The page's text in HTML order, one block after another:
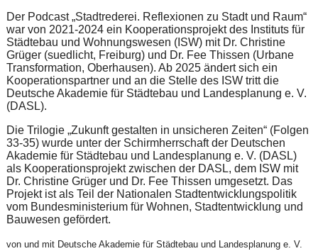
Der Podcast „Stadtrederei. Reflexionen zu Stadt und Raum“
war von 2021-2024 ein Kooperationsprojekt des Instituts für
Städtebau und Wohnungswesen (ISW) mit Dr. Christine
Grüger (suedlicht, Freiburg) und Dr. Fee Thissen (Urbane
Transformation, Oberhausen). Ab 2025 ändert sich ein
Kooperationspartner und an die Stelle des ISW tritt die
Deutsche Akademie für Städtebau und Landesplanung e. V.
(DASL).
Die Trilogie „Zukunft gestalten in unsicheren Zeiten“ (Folgen
33-35) wurde unter der Schirmherrschaft der Deutschen
Akademie für Städtebau und Landesplanung e. V. (DASL)
als Kooperationsprojekt zwischen der DASL, dem ISW mit
Dr. Christine Grüger und Dr. Fee Thissen umgesetzt. Das
Projekt ist als Teil der Nationalen Stadtentwicklungspolitik
vom Bundesministerium für Wohnen, Stadtentwicklung und
Bauwesen gefördert.
von und mit Deutsche Akademie für Städtebau und Landesplanung e. V.